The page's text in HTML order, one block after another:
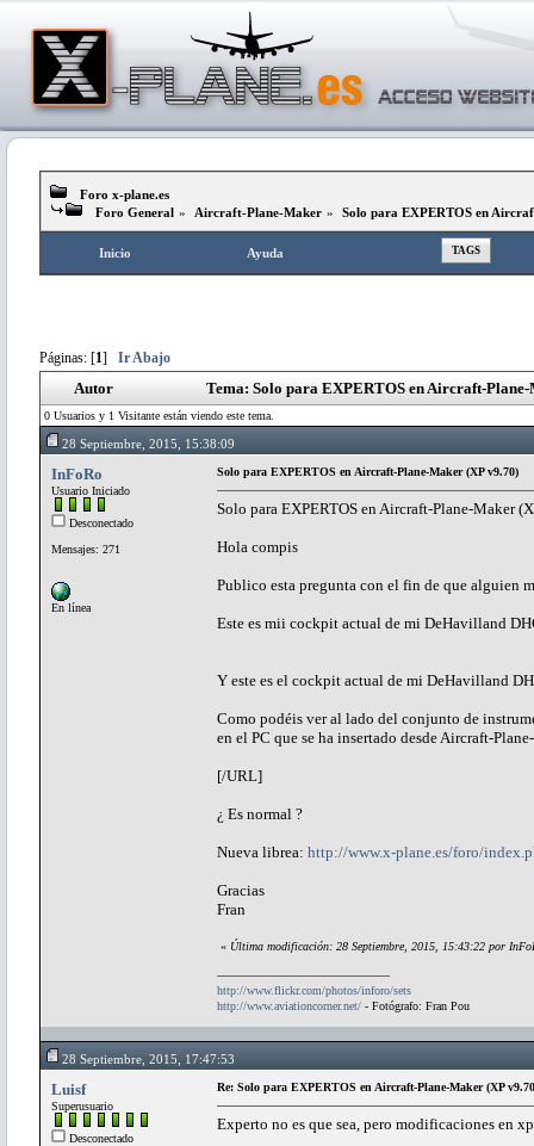
Foro x-plane.es
Foro General » Aircraft-Plane-Maker » Solo para EXPERTOS en
Inicio Ayuda TAGS
Páginas: [1] Ir Abajo
Autor Tema: Solo para EXPERTOS en Aircraft-
0 Usuarios y 1 Visitante están viendo este tema.
28 Septiembre, 2015, 15:38:09
InFoRo
Usuario Iniciado
Desconectado
Mensajes: 271
En línea
Solo para EXPERTOS en Aircraft-Plane-Maker (XP v9.70)
Solo para EXPERTOS en Aircraft-Plane-Maker
Hola compis
Publico esta pregunta con el fin de que alguien
Este es mii cockpit actual de mi DeHavilland
Y este es el cockpit actual de mi DeHavilland
Como podéis ver al lado del conjunto de
en el PC que se ha insertado desde Aircraft-
[/URL]
¿ Es normal ?
Nueva librea: http://www.x-plane.es/foro/
Gracias
Fran
« Última modificación: 28 Septiembre, 2015, 15:43:22 por
http://www.flickr.com/photos/inforo/sets
http://www.aviationcorner.net/ - Fotógrafo: Fran Pou
28 Septiembre, 2015, 17:47:53
Luisf
Superusuario
Desconectado
Re: Solo para EXPERTOS en Aircraft-Plane-Maker (XP
Experto no es que sea, pero modificaciones en